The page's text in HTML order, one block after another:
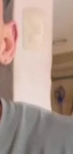
tapa
para
lo
boca de